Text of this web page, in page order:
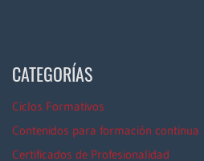
CATEGORÍAS
Ciclos Formativos
Contenidos para formación continua
Certificados de Profesionalidad